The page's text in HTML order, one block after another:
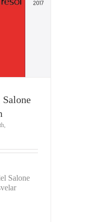
Salone
Salone